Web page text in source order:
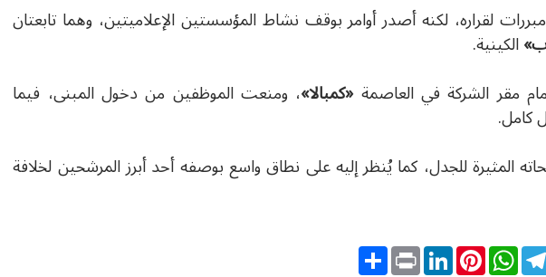
لقراره، لكنه أصدر أوامر بوقف نشاط المؤسستين الإعلاميتين، وهما تابعتان
»الكينية.
مقر الشركة في العاصمة«كمبالا»، ومنعت الموظفين من دخول المبنى، فيما
كامل.
المثيرة للجدل، كما يُنظر إليه على نطاق واسع بوصفه أحد أبرز المرشحين لخلافة
S
P
r
L
P
W
h
e